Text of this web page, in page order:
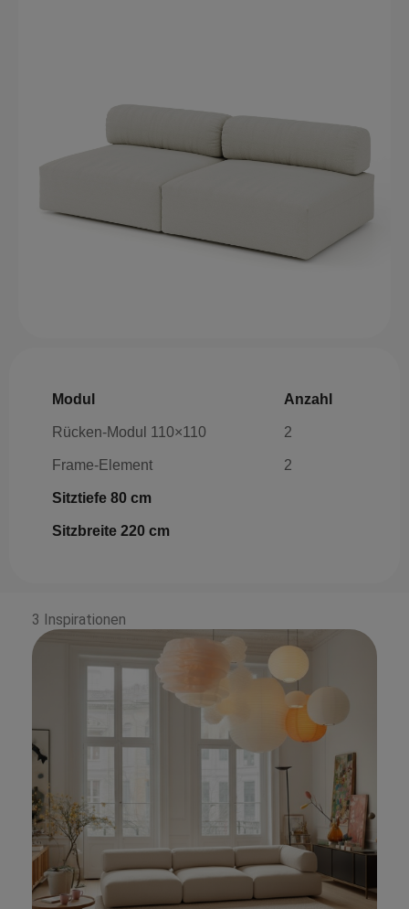
Modul Anzahl
Rücken-Modul 110×110 2
Frame-Element 2
Sitztiefe 80 cm
Sitzbreite 220 cm
3 Inspirationen